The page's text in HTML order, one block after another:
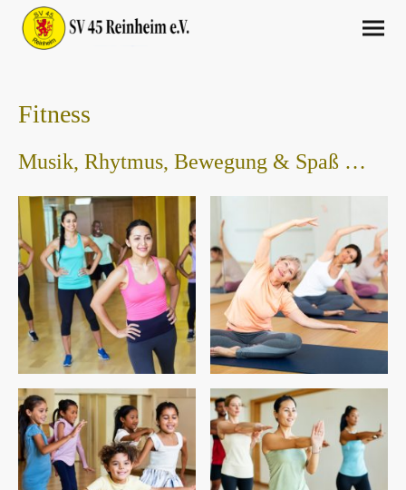
Fitness
Musik, Rhytmus, Bewegung & Spaß …